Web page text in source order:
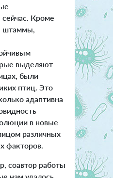
сейчас. Кроме
штаммы,
выделяют
были
птиц. Это
адаптивна
в новые
различных
факторов.
соавтор работы